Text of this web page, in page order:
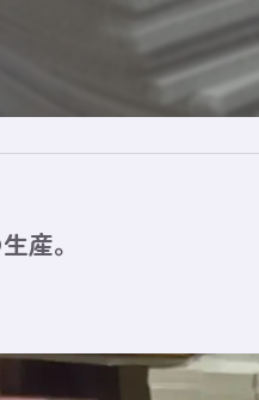
産。